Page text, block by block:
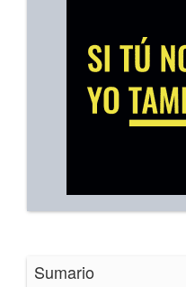
Sumario